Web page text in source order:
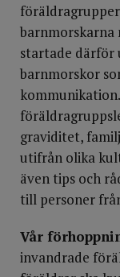
barnmorskarna
startade därför
barnmorskor
graviditet,
utifrån olika
även tips och
till personer
Vår
invandrade